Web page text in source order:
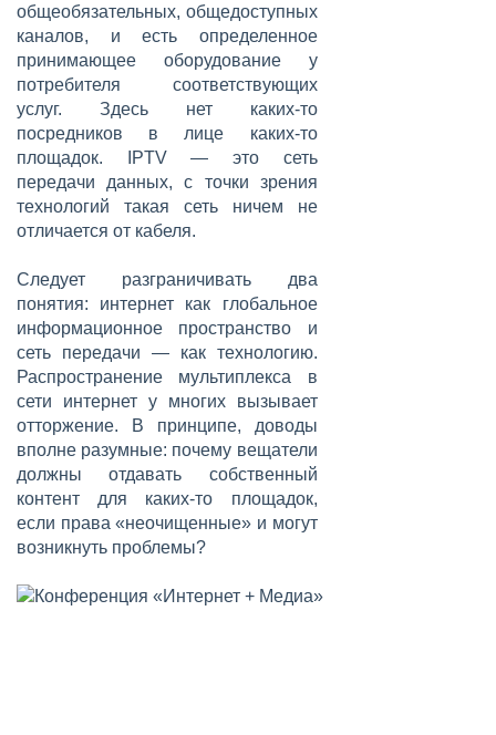
общеобязательных, общедоступных
каналов, и есть определенное
принимающее оборудование у
потребителя соответствующих
услуг. Здесь нет каких-то
посредников в лице каких-то
площадок. IPTV — это сеть
передачи данных, с точки зрения
технологий такая сеть ничем не
отличается от кабеля.
Следует разграничивать два
понятия: интернет как глобальное
информационное пространство и
сеть передачи — как технологию.
Распространение мультиплекса в
сети интернет у многих вызывает
отторжение. В принципе, доводы
вполне разумные: почему вещатели
должны отдавать собственный
контент для каких-то площадок,
если права «неочищенные» и могут
возникнуть проблемы?